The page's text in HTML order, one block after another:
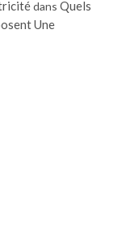
dans Quels
Une